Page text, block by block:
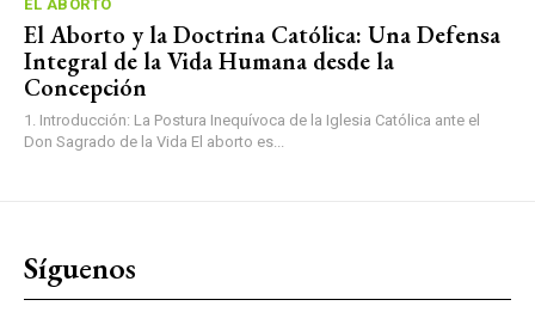
EL ABORTO
El Aborto y la Doctrina Católica: Una Defensa
Integral de la Vida Humana desde la
Concepción
1. Introducción: La Postura Inequívoca de la Iglesia Católica ante el
Don Sagrado de la Vida El aborto es...
Síguenos